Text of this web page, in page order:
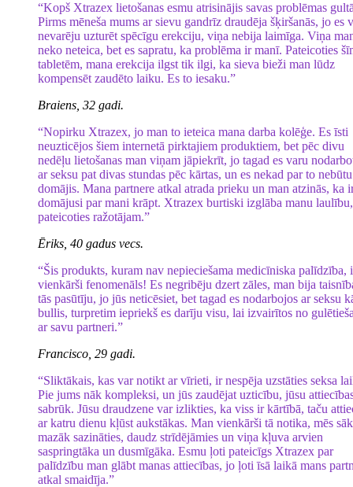
“Kopš Xtrazex lietošanas esmu atrisinājis savas problēmas
Pirms mēneša mums ar sievu gandrīz draudēja šķiršanās, jo es
nevarēju uzturēt spēcīgu erekciju, viņa nebija laimīga. Viņa
neko neteica, bet es sapratu, ka problēma ir manī. Pateicoties
tabletēm, mana erekcija ilgst tik ilgi, ka sieva bieži man lūdz
kompensēt zaudēto laiku. Es to iesaku.”
Braiens, 32 gadi.
“Nopirku Xtrazex, jo man to ieteica mana darba kolēģe. Es īsti
neuzticējos šiem internetā pirktajiem produktiem, bet pēc divu
nedēļu lietošanas man viņam jāpiekrīt, jo tagad es varu
ar seksu pat divas stundas pēc kārtas, un es nekad par to nebūtu
domājis. Mana partnere atkal atrada prieku un man atzinās, ka
domājusi par mani krāpt. Xtrazex burtiski izglāba manu laulību,
pateicoties ražotājam.”
Ēriks, 40 gadus vecs.
“Šis produkts, kuram nav nepieciešama medicīniska palīdzība,
vienkārši fenomenāls! Es negribēju dzert zāles, man bija
tās pasūtīju, jo jūs neticēsiet, bet tagad es nodarbojos ar seksu
bullis, turpretim iepriekš es darīju visu, lai izvairītos no
ar savu partneri.”
Francisco, 29 gadi.
“Sliktākais, kas var notikt ar vīrieti, ir nespēja uzstāties seksa
Pie jums nāk kompleksi, un jūs zaudējat uzticību, jūsu
sabrūk. Jūsu draudzene var izlikties, ka viss ir kārtībā, taču
ar katru dienu kļūst aukstākas. Man vienkārši tā notika, mēs
mazāk sazināties, daudz strīdējāmies un viņa kļuva arvien
saspringtāka un dusmīgāka. Esmu ļoti pateicīgs Xtrazex par
palīdzību man glābt manas attiecības, jo ļoti īsā laikā mans
atkal smaidīja.”